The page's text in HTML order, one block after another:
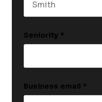
Seniority *
Business email *